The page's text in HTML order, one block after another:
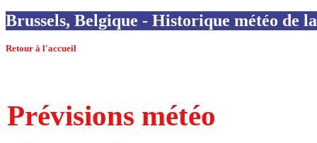
Brussels, Belgique - Historique météo de
Retour à l'accueil
Prévisions météo